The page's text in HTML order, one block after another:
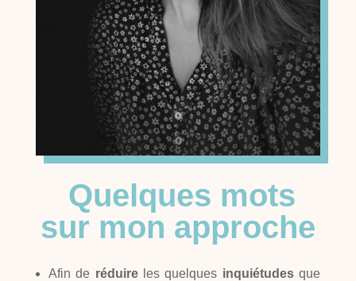
Quelques mots
sur mon approche
Afin de réduireles quelques inquiétudesque